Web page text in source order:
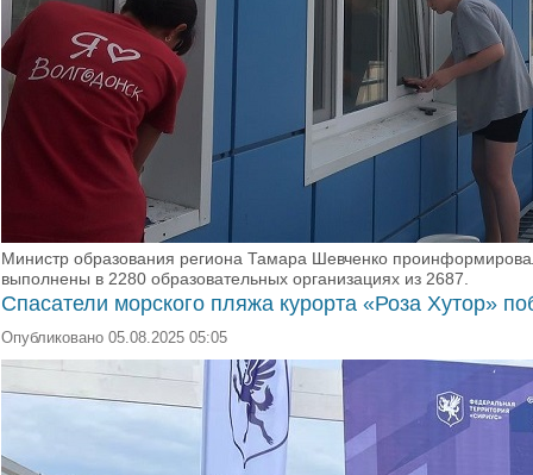
Министр образования региона Тамара Шевченко
выполнены в 2280 образовательных организациях из 2687.
Спасатели морского пляжа курорта «Роза Хутор»
Опубликовано 05.08.2025 05:05